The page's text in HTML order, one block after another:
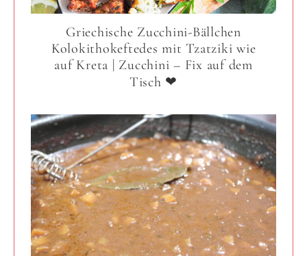
Griechische Zucchini-Bällchen
Kolokithokeftedes mit Tzatziki wie
auf Kreta | Zucchini – Fix auf dem
Tisch ❤